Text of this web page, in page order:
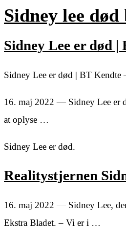
Sidney lee død
Sidney Lee er død |
Sidney Lee er død | BT Kendte
16. maj 2022 — Sidney Lee er
at oplyse …
Sidney Lee er død.
Realitystjernen
16. maj 2022 — Sidney Lee,
Ekstra Bladet. – Vi er i …